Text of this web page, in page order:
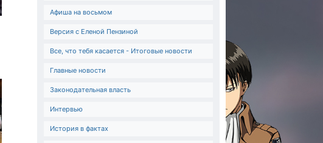
Афиша на восьмом
Версия с Еленой Пензиной
Все, что тебя касается - Итоговые новости
Главные новости
Законодательная власть
Интервью
История в фактах